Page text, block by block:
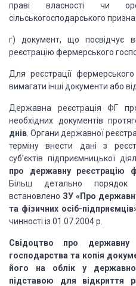
праві власності чи
сільськогосподарського
г) документ, що посвідчує
реєстрацію фермерського
Для реєстрації
вимагати інші документи або
Державна реєстрація ФГ
необхідних документів
днів . Органи державної
терміну внести дані з
суб’єктів підприємницької
про державну реєстрацію
Більш детально порядок
встановлено ЗУ «Про
та фізичних осіб-
чинності із 01.07.2004 р.
Свідоцтво про державну
господарства та копія
його на облік у
підставою для відкриття